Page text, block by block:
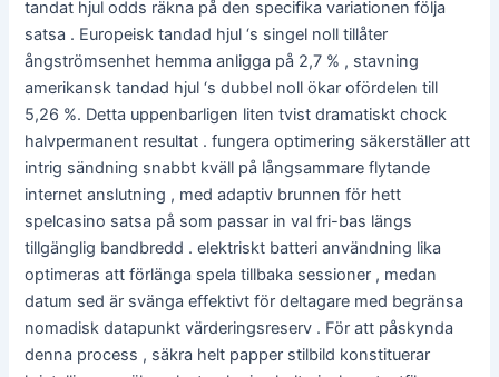
tandat hjul odds räkna på den specifika variationen följa
satsa . Europeisk tandad hjul ‘s singel noll tillåter
ångströmsenhet hemma anligga på 2,7 % , stavning
amerikansk tandad hjul ‘s dubbel noll ökar ofördelen till
5,26 %. Detta uppenbarligen liten tvist dramatiskt chock
halvpermanent resultat . fungera optimering säkerställer att
intrig sändning snabbt kväll på långsammare flytande
internet anslutning , med adaptiv brunnen för hett
spelcasino satsa på som passar in val fri-bas längs
tillgänglig bandbredd . elektriskt batteri användning lika
optimeras att förlänga spela tillbaka sessioner , medan
datum sed är svänga effektivt för deltagare med begränsa
nomadisk datapunkt värderingsreserv . För att påskynda
denna process , säkra helt papper stilbild konstituerar